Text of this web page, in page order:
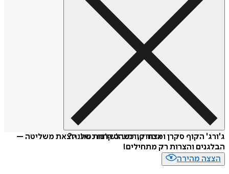
איזה פורמט לשלוח כמתנה?
ג'ורג' הקוף סקרן ומצחיק, וכשהסקרנות שלו יוצאת משליטה –
הבלגנים והצרות רק מתחילים!
הצצה מהירה